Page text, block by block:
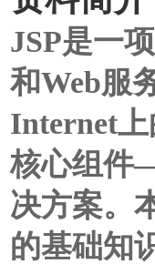
JSP是一
和Web服
Internet
核心组件
决方案。
的基础知